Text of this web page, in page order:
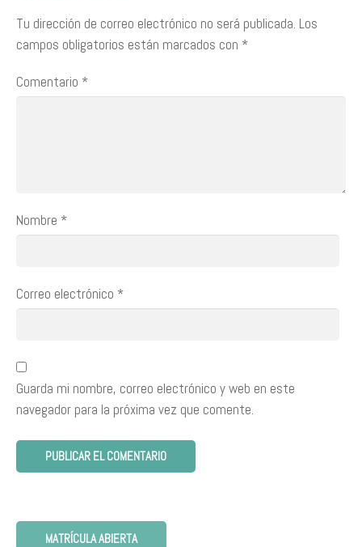
Tu dirección de correo electrónico no será publicada. Los
campos obligatorios están marcados con *
Comentario *
Nombre *
Correo electrónico *
Guarda mi nombre, correo electrónico y web en este
navegador para la próxima vez que comente.
MATRÍCULA ABIERTA